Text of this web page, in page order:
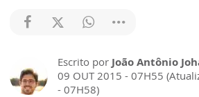
Escrito por João Antônio
09 OUT 2015 - 07H55
- 07H58)